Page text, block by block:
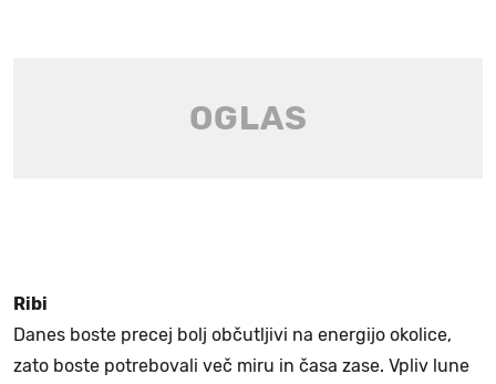
Ribi
Danes boste precej bolj občutljivi na energijo okolice,
zato boste potrebovali več miru in časa zase. Vpliv lune